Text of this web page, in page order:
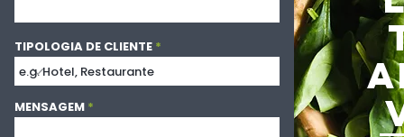
TIPOLOGIA DE CLIENTE
MENSAGEM